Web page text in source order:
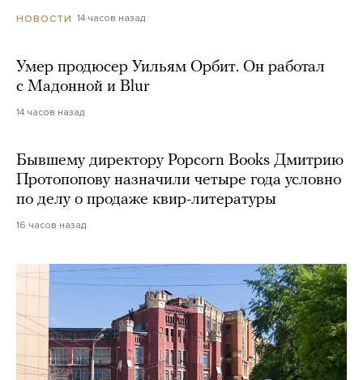
НОВОСТИ 14 часов назад
Умер продюсер Уильям Орбит. Он работал
с Мадонной и Blur
14 часов назад
Бывшему директору Popcorn Books Дмитрию
Протопопову назначили четыре года условно
по делу о продаже квир-литературы
16 часов назад